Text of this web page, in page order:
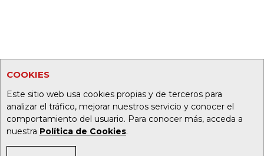
COOKIES
Este sitio web usa cookies propias y de terceros para
analizar el tráfico, mejorar nuestros servicio y conocer el
comportamiento del usuario. Para conocer más, acceda a
nuestra Política de Cookies.